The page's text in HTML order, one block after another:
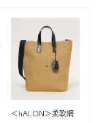
＜hALON＞柔軟網